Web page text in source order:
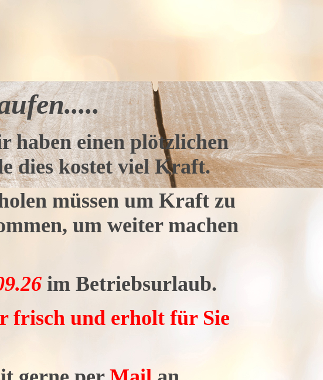
haben einen plötzlichen
dies kostet viel Kraft.
müssen um Kraft zu
um weiter machen
im Betriebsurlaub.
frisch und erholt für Sie